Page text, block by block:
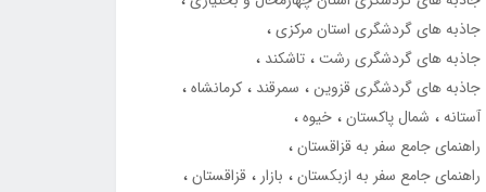
جاذبه های گردشگری استان مرکزی
جاذبه های گردشگری رشت تاشکند
جاذبه های گردشگری قزوین سمرقند کرمانشاه
آستانه شمال پاکستان خیوه
راهنمای جامع سفر به قزاقستان
راهنمای جامع سفر به ازبکستان بازار قزاقستان